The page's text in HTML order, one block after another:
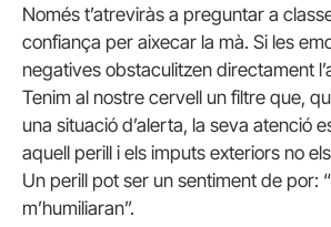
Només t’atreviràs a preguntar a
confiança per aixecar la mà. Si les
negatives obstaculitzen directament
Tenim al nostre cervell un filtre que,
una situació d’alerta, la seva atenció
aquell perill i els imputs exteriors no
Un perill pot ser un sentiment de por:
m’humiliaran”.